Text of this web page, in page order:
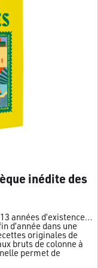
inédite des
années d’existence…
d’année dans une
originales de
bruts de colonne à
permet de